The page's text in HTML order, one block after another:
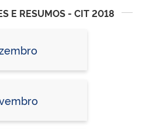
E RESUMOS - CIT 2018